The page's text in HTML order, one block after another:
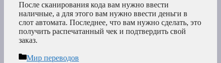
После сканирования кода вам нужно ввести
наличные, а для этого вам нужно ввести деньги в
слот автомата. Последнее, что вам нужно сделать, это
получить распечатанный чек и подтвердить свой
заказ.
Рубрики
Мир переводов